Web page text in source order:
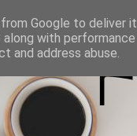
Google to deliver
along with
and address abuse.